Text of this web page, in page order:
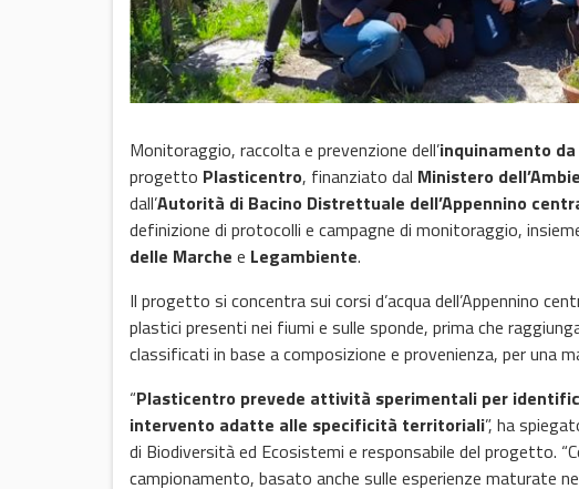
Monitoraggio, raccolta e prevenzione dell’inquinamento
progetto Plasticentro, finanziato dal Ministero
dall’Autorità di Bacino Distrettuale dell’Appennino
definizione di protocolli e campagne di monitoraggio,
delle Marche e Legambiente.
Il progetto si concentra sui corsi d’acqua dell’Appennino
plastici presenti nei fiumi e sulle sponde, prima che
classificati in base a composizione e provenienza, per una
“Plasticentro prevede attività sperimentali per
intervento adatte alle specificità territoriali”, ha
di Biodiversità ed Ecosistemi e responsabile del progetto.
campionamento, basato anche sulle esperienze maturate